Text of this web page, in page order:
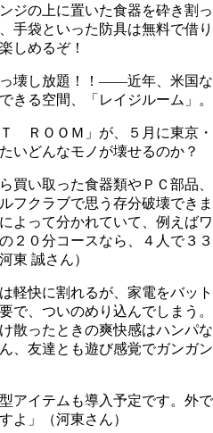
ジの上に置いた食器を砕き割っ
手袋といった防具は無料で借り
しめるぞ！
壊し放題！！――近年、米国な
きる空間、「レイジルーム」。
ＲＯＯＭ」が、５月に東京・
いどんなモノが壊せるのか？
買い取った食器類やＰＣ部品、
フクラブで思う存分破壊できま
よって分かれていて、例えばワ
２０分コースなら、４人で３３
東 誠さん）
軽快に割れるが、家電をバット
で、ついのめり込んでしまう。
散ったときの爽快感はハンパな
、友達とも遊び感覚でガンガン
アイテムも導入予定です。外で
よ」（河東さん）